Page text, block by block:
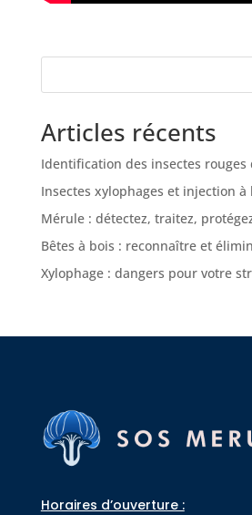
Articles récents
Identification des insectes rouges
Insectes xylophages et injection
Mérule : détectez, traitez,
Bêtes à bois : reconnaître et
Xylophage : dangers pour votre
Horaires d’ouverture :